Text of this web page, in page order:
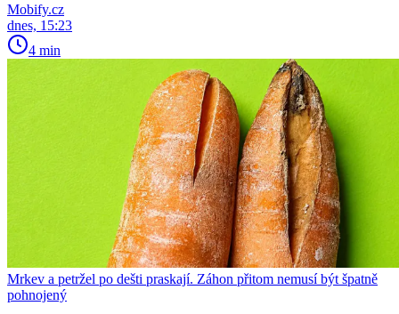
Mobify.cz
dnes, 15:23
4 min
Mrkev a petržel po dešti praskají. Záhon přitom nemusí být špatně
pohnojený